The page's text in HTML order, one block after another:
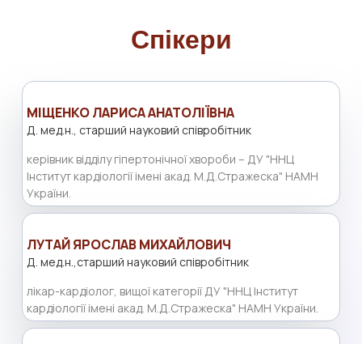
Спікери
МІЩЕНКО ЛАРИСА АНАТОЛІЇВНА
Д. мед.н., старший науковий співробітник
керівник відділу гіпертонічної хвороби – ДУ "ННЦ
Інститут кардіології імені акад. М.Д.Стражеска" НАМН
України.
ЛУТАЙ ЯРОСЛАВ МИХАЙЛОВИЧ
Д. мед.н.,старший науковий співробітник
лікар-кардіолог, вищої категорії ДУ "ННЦ Інститут
кардіології імені акад. М.Д.Стражеска" НАМН України.